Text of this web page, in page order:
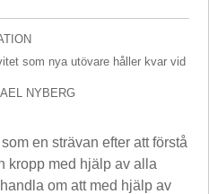
som nya utövare håller kvar vid
NYBERG
en strävan efter att förstå
kropp med hjälp av alla
om att med hjälp av